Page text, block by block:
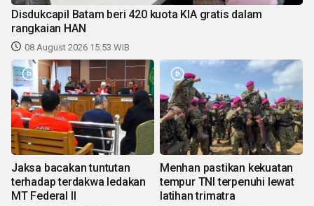
Disdukcapil Batam beri 420 kuota KIA gratis dalam
rangkaian HAN
08 August 2026 15:53 WIB
Jaksa bacakan tuntutan
terhadap terdakwa ledakan
MT Federal II
Menhan pastikan kekuatan
tempur TNI terpenuhi lewat
latihan trimatra